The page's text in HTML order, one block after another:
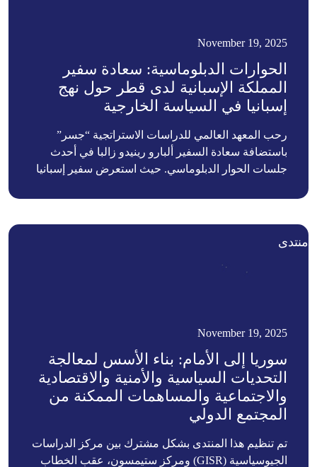
November 19, 2025
الحوارات الدبلوماسية: سعادة سفير
المملكة الإسبانية لدى قطر حول نهج
إسبانيا في السياسة الخارجية
رحب المعهد العالمي للدراسات الاستراتجية “جسر”
باستضافة سعادة السفير ألبارو رينيدو زالبا في أحدث
جلسات الحوار الدبلوماسي. حيث استعرض سفير إسبانيا
التعاون العالمي.
منتدى
November 19, 2025
سوريا إلى الأمام: بناء الأسس لمعالجة
التحديات السياسية والأمنية والاقتصادية
والاجتماعية والمساهمات الممكنة من
المجتمع الدولي
تم تنظيم هذا المنتدى بشكل مشترك بين مركز الدراسات
الجيوسياسية (GISR) ومركز ستيمسون، عقب الخطاب